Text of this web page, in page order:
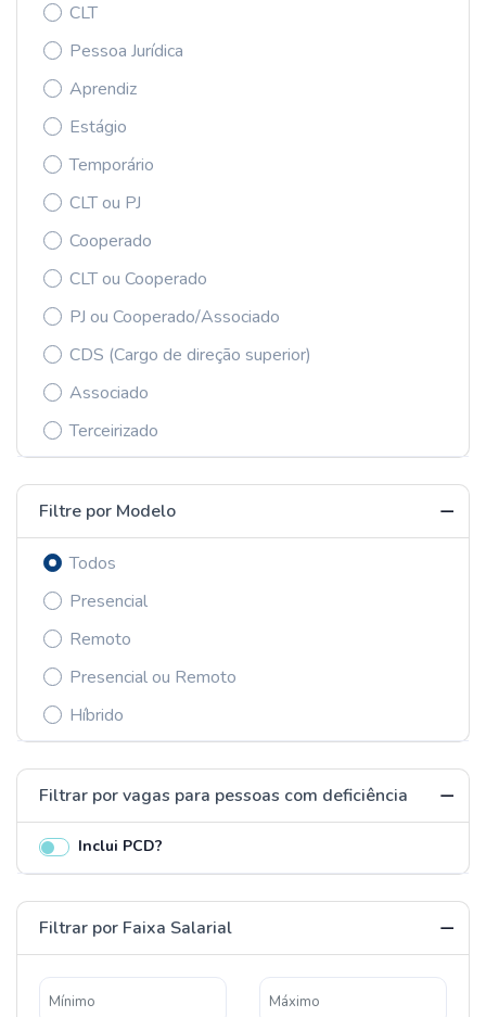
CLT
Pessoa Jurídica
Aprendiz
Estágio
Temporário
CLT ou PJ
Cooperado
CLT ou Cooperado
PJ ou Cooperado/Associado
CDS (Cargo de direção superior)
Associado
Terceirizado
Filtre por Modelo
Todos
Presencial
Remoto
Presencial ou Remoto
Híbrido
Filtrar por vagas para pessoas com deficiência
Inclui PCD?
Filtrar por Faixa Salarial